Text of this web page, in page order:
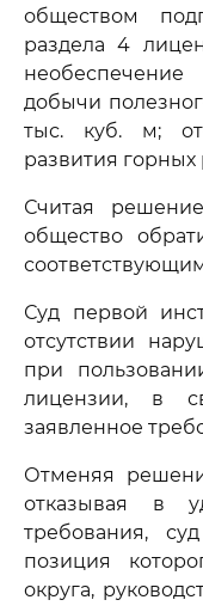
обществом
раздела 4
добычи
тыс. куб. м;
развития
Считая
общество
Суд первой
отсутствии
при
лицензии, в
заявленное
Отменяя
отказывая в
требования,
позиция
округа,